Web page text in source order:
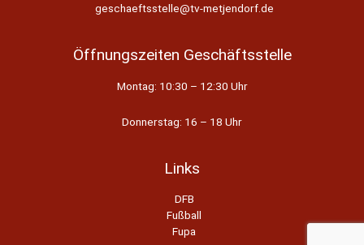
geschaeftsstelle@tv-metjendorf.de
Öffnungszeiten Geschäftsstelle
Montag: 10:30 – 12:30 Uhr
Donnerstag: 16 – 18 Uhr
Links
DFB
Fußball
Fupa